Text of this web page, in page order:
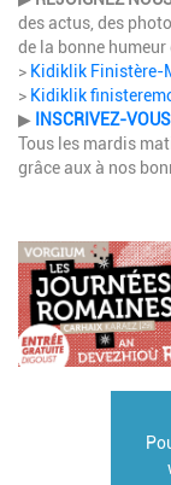
des actus, des
de la bonne
> Kidiklik Finistère-
> Kidiklik
▶ INSCRIVEZ-
Tous les mardis
grâce aux à nos